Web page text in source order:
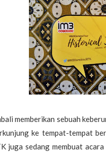
memberikan sebuah
ke tempat-tempat
juga sedang membuat